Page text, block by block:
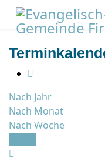
Nach Jahr
Nach Monat
Nach Woche